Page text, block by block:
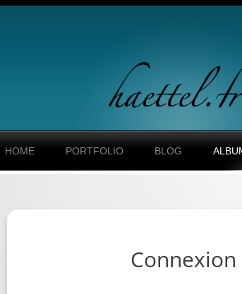
Connexion